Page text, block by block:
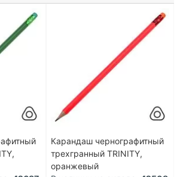
Карандаш чернографитный
трехгранный TRINITY,
оранжевый